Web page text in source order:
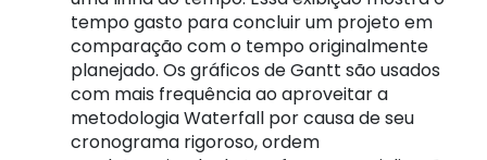
tempo gasto para concluir um projeto em
comparação com o tempo originalmente
planejado. Os gráficos de Gantt são usados ​​
com mais frequência ao aproveitar a
metodologia Waterfall por causa de seu
cronograma rigoroso, ordem